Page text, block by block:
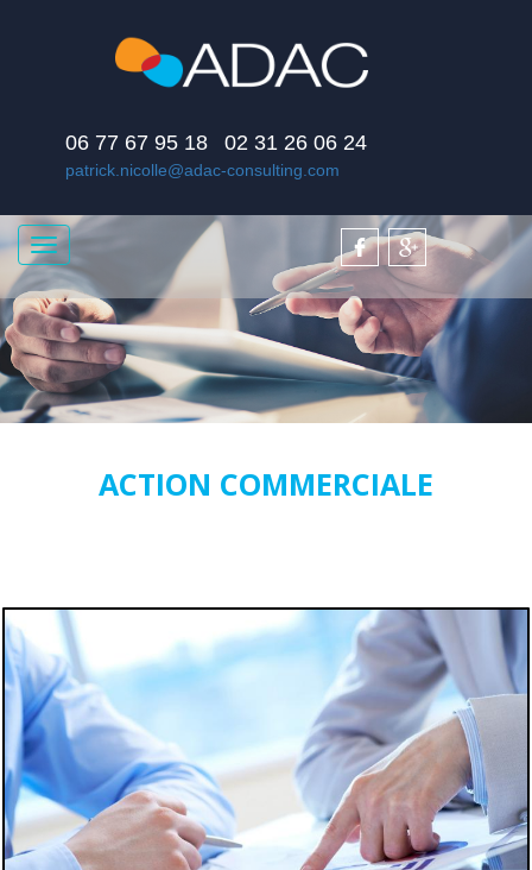
06 77 67 95 18 02 31 26 06 24
patrick.nicolle@adac-consulting.com
Toggle
navigation
ACTION COMMERCIALE